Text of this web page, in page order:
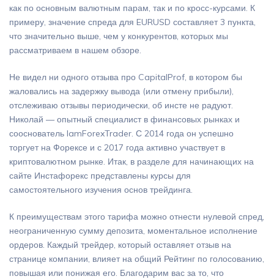
как по основным валютным парам, так и по кросс-курсами. К
примеру, значение спреда для EURUSD составляет 3 пункта,
что значительно выше, чем у конкурентов, которых мы
рассматриваем в нашем обзоре.
Не видел ни одного отзыва про CapitalProf, в котором бы
жаловались на задержку вывода (или отмену прибыли),
отслеживаю отзывы периодически, об инсте не радуют.
Николай — опытный специалист в финансовых рынках и
сооснователь IamForexTrader. С 2014 года он успешно
торгует на Форексе и с 2017 года активно участвует в
криптовалютном рынке. Итак, в разделе для начинающих на
сайте Инстафорекс представлены курсы для
самостоятельного изучения основ трейдинга.
К преимуществам этого тарифа можно отнести нулевой спред,
неограниченную сумму депозита, моментальное исполнение
ордеров. Каждый трейдер, который оставляет отзыв на
странице компании, влияет на общий Рейтинг по голосованию,
повышая или понижая его. Благодарим вас за то, что